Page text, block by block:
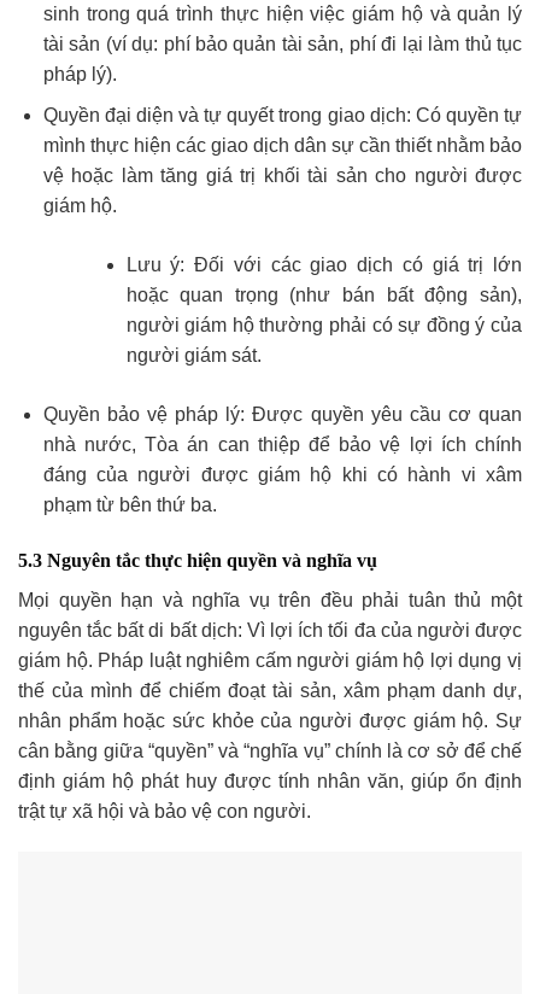
sinh trong quá trình thực hiện việc giám hộ và quản lý
tài sản (ví dụ: phí bảo quản tài sản, phí đi lại làm thủ tục
pháp lý).
Quyền đại diện và tự quyết trong giao dịch: Có quyền tự
mình thực hiện các giao dịch dân sự cần thiết nhằm bảo
vệ hoặc làm tăng giá trị khối tài sản cho người được
giám hộ.
Lưu ý: Đối với các giao dịch có giá trị lớn
hoặc quan trọng (như bán bất động sản),
người giám hộ thường phải có sự đồng ý của
người giám sát.
Quyền bảo vệ pháp lý: Được quyền yêu cầu cơ quan
nhà nước, Tòa án can thiệp để bảo vệ lợi ích chính
đáng của người được giám hộ khi có hành vi xâm
phạm từ bên thứ ba.
5.3 Nguyên tắc thực hiện quyền và nghĩa vụ
Mọi quyền hạn và nghĩa vụ trên đều phải tuân thủ một
nguyên tắc bất di bất dịch: Vì lợi ích tối đa của người được
giám hộ. Pháp luật nghiêm cấm người giám hộ lợi dụng vị
thế của mình để chiếm đoạt tài sản, xâm phạm danh dự,
nhân phẩm hoặc sức khỏe của người được giám hộ. Sự
cân bằng giữa “quyền” và “nghĩa vụ” chính là cơ sở để chế
định giám hộ phát huy được tính nhân văn, giúp ổn định
trật tự xã hội và bảo vệ con người.